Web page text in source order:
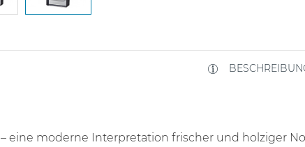
– eine moderne Interpretation frischer und holziger